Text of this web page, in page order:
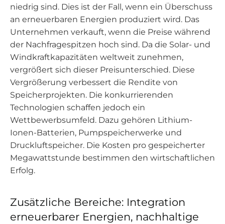
niedrig sind. Dies ist der Fall, wenn ein Überschuss
an erneuerbaren Energien produziert wird. Das
Unternehmen verkauft, wenn die Preise während
der Nachfragespitzen hoch sind. Da die Solar- und
Windkraftkapazitäten weltweit zunehmen,
vergrößert sich dieser Preisunterschied. Diese
Vergrößerung verbessert die Rendite von
Speicherprojekten. Die konkurrierenden
Technologien schaffen jedoch ein
Wettbewerbsumfeld. Dazu gehören Lithium-
Ionen-Batterien, Pumpspeicherwerke und
Druckluftspeicher. Die Kosten pro gespeicherter
Megawattstunde bestimmen den wirtschaftlichen
Erfolg.
Zusätzliche Bereiche: Integration
erneuerbarer Energien, nachhaltige